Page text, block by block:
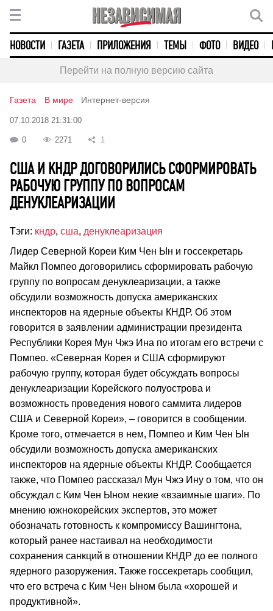
НОВОСТИ ГАЗЕТА ПРИЛОЖЕНИЯ ТЕМЫ ФОТО ВИДЕО
Перейти на полную версию сайта
Газета В мире Интернет-версия
07.10.2018 21:31:00
0 2271 1
США И КНДР ДОГОВОРИЛИСЬ СФОРМИРОВАТЬ
РАБОЧУЮ ГРУППУ ПО ВОПРОСАМ
ДЕНУКЛЕАРИЗАЦИИ
Тэги: кндр, сша, денуклеаризация
Лидер Северной Кореи Ким Чен Ын и госсекретарь
Майкл Помпео договорились сформировать рабочую
группу по вопросам денуклеаризации, а также
обсудили возможность допуска американских
инспекторов на ядерные объекты КНДР. Об этом
говорится в заявлении администрации президента
Республики Корея Мун Чжэ Ина по итогам его встречи с
Помпео. «Северная Корея и США сформируют
рабочую группу, которая будет обсуждать вопросы
денуклеаризации Корейского полуострова и
возможность проведения нового саммита лидеров
США и Северной Кореи», – говорится в сообщении.
Кроме того, отмечается в нем, Помпео и Ким Чен Ын
обсудили возможность допуска американских
инспекторов на ядерные объекты КНДР. Сообщается
также, что Помпео рассказал Мун Чжэ Ину о том, что он
обсуждал с Ким Чен Ыном некие «взаимные шаги». По
мнению южнокорейских экспертов, это может
обозначать готовность к компромиссу Вашингтона,
который ранее настаивал на необходимости
сохранения санкций в отношении КНДР до ее полного
ядерного разоружения. Также госсекретарь сообщил,
что его встреча с Ким Чен Ыном была «хорошей и
продуктивной».